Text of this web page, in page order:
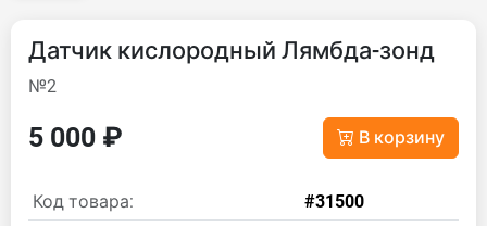
Датчик кислородный Лямбда-зонд
№2
5 000 ₽ В корзину
Код товара:
#31500